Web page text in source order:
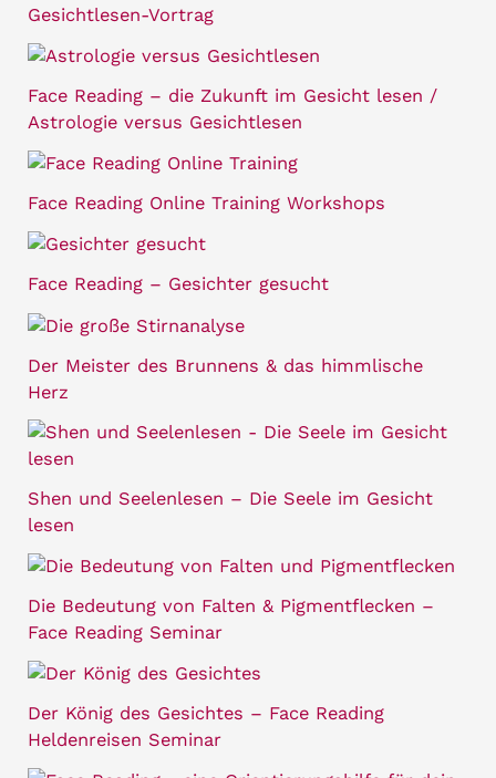
Gesichtlesen-Vortrag
Face Reading – die Zukunft im Gesicht lesen /
Astrologie versus Gesichtlesen
Face Reading Online Training Workshops
Face Reading – Gesichter gesucht
Der Meister des Brunnens & das himmlische
Herz
Shen und Seelenlesen – Die Seele im Gesicht
lesen
Die Bedeutung von Falten & Pigmentflecken –
Face Reading Seminar
Der König des Gesichtes – Face Reading
Heldenreisen Seminar